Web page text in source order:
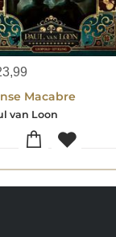
Macabre
van Loon